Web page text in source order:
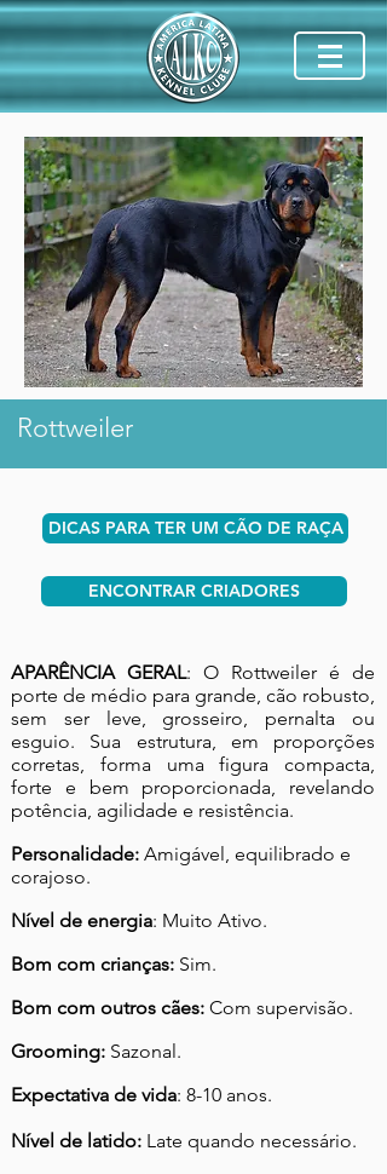
Rottweiler
DICAS PARA TER UM CÃO DE RAÇA
ENCONTRAR CRIADORES
APARÊNCIA GERAL: O Rottweiler é de
porte de médio para grande, cão robusto,
sem ser leve, grosseiro, pernalta ou
esguio. Sua estrutura, em proporções
corretas, forma uma figura compacta,
forte e bem proporcionada, revelando
potência, agilidade e resistência.
Personalidade: Amigável, equilibrado e
corajoso.
Nível de energia: Muito Ativo.
Bom com crianças: Sim.
Bom com outros cães: Com supervisão.
Grooming: Sazonal.
Expectativa de vida: 8-10 anos.
Nível de latido: Late quando necessário.